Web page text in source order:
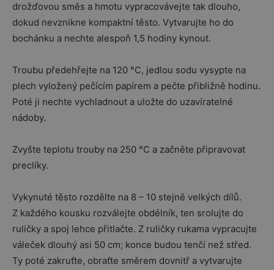
drožďovou směs a hmotu vypracovávejte tak dlouho,
dokud nevznikne kompaktní těsto. Vytvarujte ho do
bochánku a nechte alespoň 1,5 hodiny kynout.
Troubu předehřejte na 120 °C, jedlou sodu vysypte na
plech vyložený pečícím papírem a pečte přibližně hodinu.
Poté ji nechte vychladnout a uložte do uzavíratelné
nádoby.
Zvyšte teplotu trouby na 250 °C a začněte připravovat
preclíky.
Vykynuté těsto rozdělte na 8 – 10 stejně velkých dílů.
Z každého kousku rozválejte obdélník, ten srolujte do
ruličky a spoj lehce přitlačte. Z ruličky rukama vypracujte
váleček dlouhý asi 50 cm; konce budou tenčí než střed.
Ty poté zakruťte, obraťte směrem dovnitř a vytvarujte